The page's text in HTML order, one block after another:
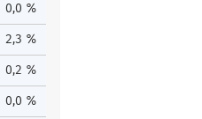
0,0 %
2,3 %
0,2 %
0,0 %